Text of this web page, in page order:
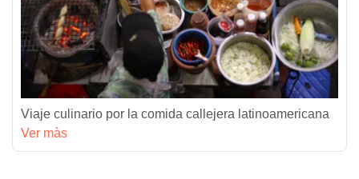
Viaje culinario por la comida callejera latinoamericana
Ver màs